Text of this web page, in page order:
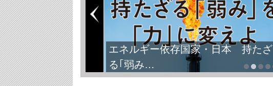
エネルギー依存国家・日本 持たざ
る｢弱み…